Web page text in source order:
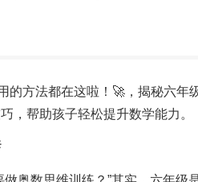
的方法都在这啦！🚀，揭秘六年
，帮助孩子轻松提升数学能力。